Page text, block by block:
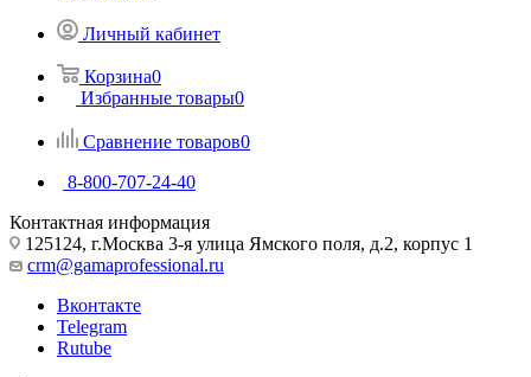
Личный кабинет
Корзина0
Избранные товары0
Сравнение товаров0
8-800-707-24-40
Контактная информация
125124, г.Москва 3-я улица Ямского поля, д.2, корпус 1
crm@gamaprofessional.ru
Вконтакте
Telegram
Rutube